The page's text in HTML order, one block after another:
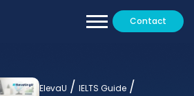
Contact
ElevaU / IELTS Guide /